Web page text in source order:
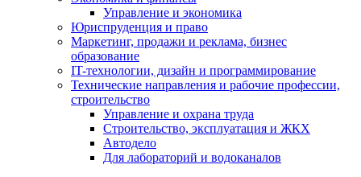
Управление и экономика
Юриспруденция и право
Маркетинг, продажи и реклама, бизнес
образование
IT-технологии, дизайн и программирование
Технические направления и рабочие профессии,
строительство
Управление и охрана труда
Строительство, эксплуатация и ЖКХ
Автодело
Для лабораторий и водоканалов